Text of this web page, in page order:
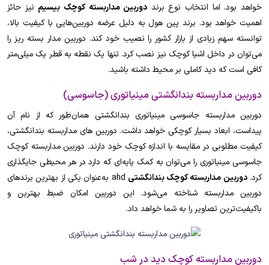
خواهد بود. اما انتخاب نوع برند دوربین مداربسته کوچک بیسیم نیز حائز
اهمیت خواهد بود. برند پین هول به دلیل عرضه دوربین‌هایی با کیفیت بالا،
توانسته سهم زیادی از بازار کشور را نصیب خود کند. دوربین مدار بسته ریز را
می‌توان در داخل اشیا کوچک نیز نصب کرد. تنها یک نقطه به قطر یک میلی‌متر
کافی است که دید کاملی بر محیط داشته باشید.
دوربین مداربسته بندانگشتی مینیاتوری (جاسوسی)
دوربین مداربسته جاسوسی مینیاتوری بندانگشتی همان‌طور که از نام آن
پیداست، ابعاد بسیار کوچکی خواهد داشت. دوربین های مداربسته بندانگشتی،
کیفیت مطلوبی در مقایسه با اندازه کوچک خود دارند. دوربین مداربسته کوچک
جاسوسی مینیاتوری را می‌توان به کمک پایه‌ای که دارد در هر محیطی جایگذاری
کرد.دوربین مداربسته کوچک بندانگشتی
ahd به‌عنوان یکی از بهترین برندهای
دوربین مداربسته شناخته می‌شود. این دوربین امکان ضبط بهترین و
باکیفیت‌ترین تصاویر را به شما خواهد داد.
دوربین مداربسته کوچک دید در شب